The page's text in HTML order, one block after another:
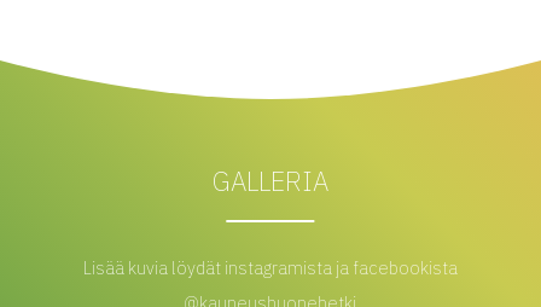
GALLERIA
Lisää kuvia löydät instagramista ja facebookista